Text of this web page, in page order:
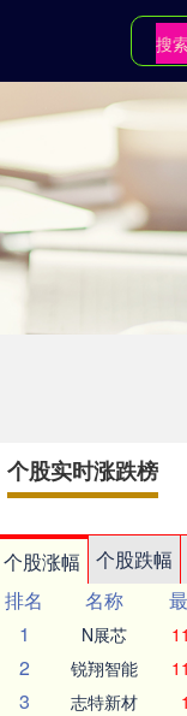
个股实时涨跌榜
个股涨幅 个股跌幅
排名
名称
1
N展芯
2 锐翔智能
3 志特新材